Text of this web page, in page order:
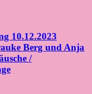
10.12.2023
Berg und Anja
/